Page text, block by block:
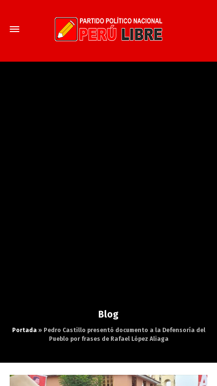
Blog
Portada» Pedro Castillo presentó documento a la Defensoría del
Pueblo por frases de Rafael López Aliaga